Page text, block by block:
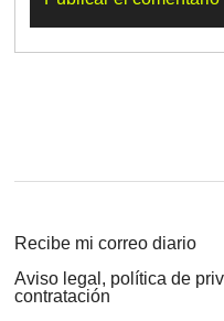
Recibe mi correo diario
Aviso legal, política de
contratación